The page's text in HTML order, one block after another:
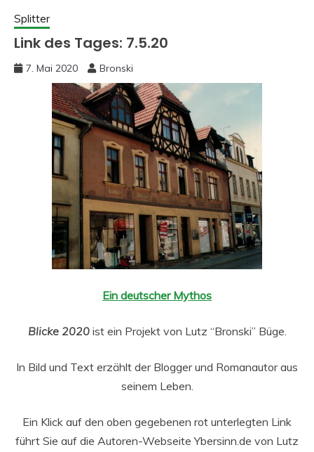
Splitter
Link des Tages: 7.5.20
7. Mai 2020 Bronski
Ein deutscher Mythos
Blicke 2020ist ein Projekt von Lutz “Bronski” Büge.
In Bild und Text erzählt der Blogger und Romanautor aus
seinem Leben.
Ein Klick auf den oben gegebenen rot unterlegten Link
führt Sie auf die Autoren-Webseite Ybersinn.de von Lutz